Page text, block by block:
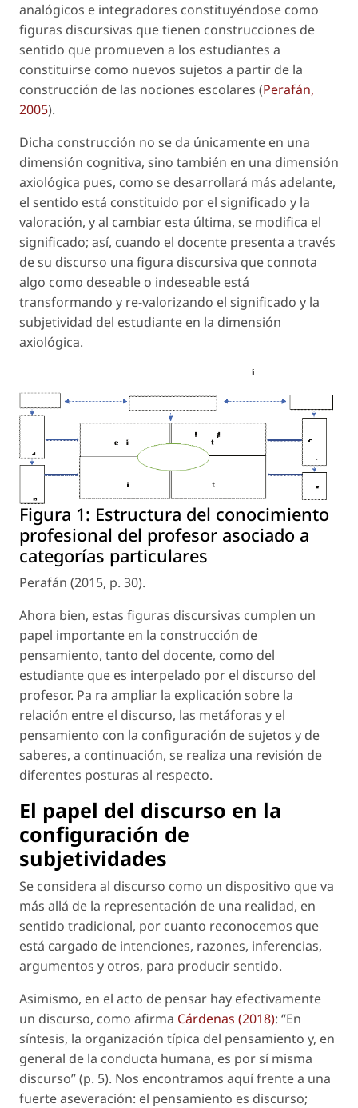
analógicos e integradores constituyéndose como
figuras discursivas que tienen construcciones de
sentido que promueven a los estudiantes a
constituirse como nuevos sujetos a partir de la
construcción de las nociones escolares (Perafán,
2005).
Dicha construcción no se da únicamente en una
dimensión cognitiva, sino también en una dimensión
axiológica pues, como se desarrollará más adelante,
el sentido está constituido por el significado y la
valoración, y al cambiar esta última, se modifica el
significado; así, cuando el docente presenta a través
de su discurso una figura discursiva que connota
algo como deseable o indeseable está
transformando y re-valorizando el significado y la
subjetividad del estudiante en la dimensión
axiológica.
Figura 1: Estructura del conocimiento
profesional del profesor asociado a
categorías particulares
Perafán (2015, p. 30).
Ahora bien, estas figuras discursivas cumplen un
papel importante en la construcción de
pensamiento, tanto del docente, como del
estudiante que es interpelado por el discurso del
profesor. Pa ra ampliar la explicación sobre la
relación entre el discurso, las metáforas y el
pensamiento con la configuración de sujetos y de
saberes, a continuación, se realiza una revisión de
diferentes posturas al respecto.
El papel del discurso en la
configuración de
subjetividades
Se considera al discurso como un dispositivo que va
más allá de la representación de una realidad, en
sentido tradicional, por cuanto reconocemos que
está cargado de intenciones, razones, inferencias,
argumentos y otros, para producir sentido.
Asimismo, en el acto de pensar hay efectivamente
un discurso, como afirma Cárdenas (2018): “En
síntesis, la organización típica del pensamiento y, en
general de la conducta humana, es por sí misma
discurso” (p. 5). Nos encontramos aquí frente a una
fuerte aseveración: el pensamiento es discurso;